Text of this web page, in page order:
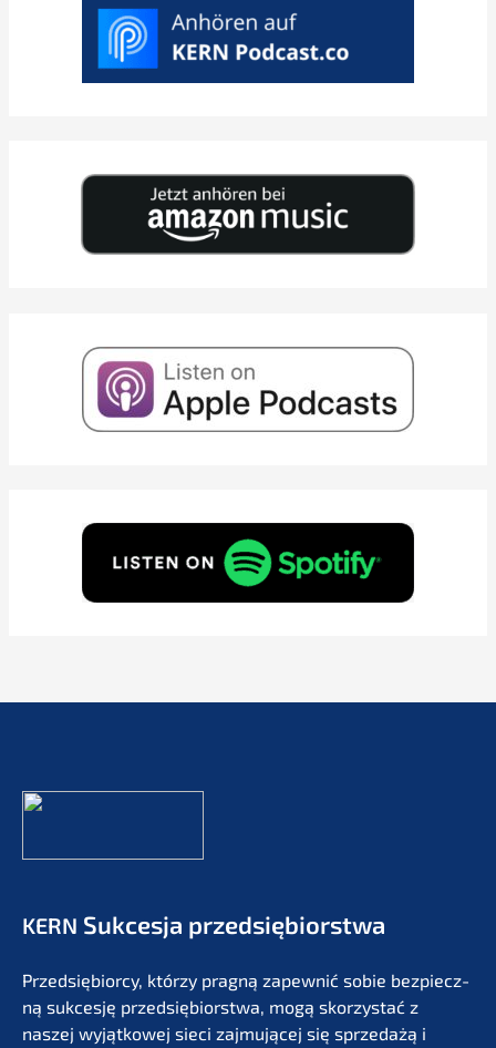
KERN Sukces­ja przedsiębiorstwa
Przedsię­bi­or­cy, którzy pragną zapew­nić sobie bezpiecz­
ną sukces­ję przedsię­bi­orst­wa, mogą skorzystać z
naszej wyjąt­ko­wej sieci zajmu­jącej się sprze­dażą i